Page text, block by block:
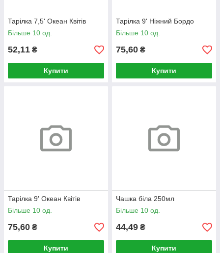
Тарілка 7,5' Океан Квітів
Більше 10 од.
52,11 ₴
Купити
Тарілка 9' Ніжний Бордо
Більше 10 од.
75,60 ₴
Купити
Тарілка 9' Океан Квітів
Більше 10 од.
75,60 ₴
Купити
Чашка біла 250мл
Більше 10 од.
44,49 ₴
Купити